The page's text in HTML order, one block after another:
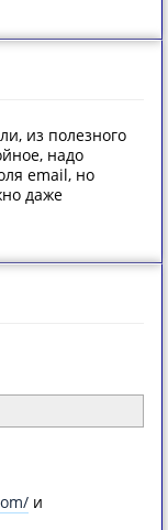
из полезного
надо
email, но
даже
и